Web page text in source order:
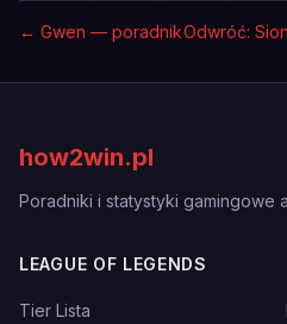
← Gwen — poradnikOdwróć:
how2win.pl
Poradniki i statystyki gamingowe
LEAGUE OF LEGENDS
Tier Lista